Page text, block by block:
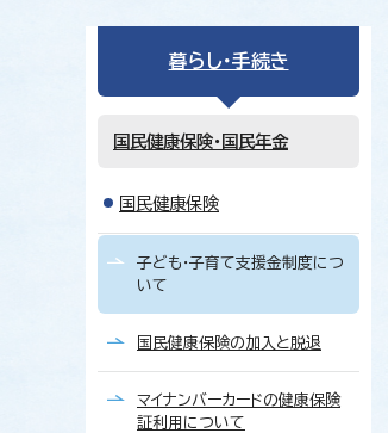
暮らし・手続き
国民健康保険・国民年金
国民健康保険
子ども・子育て支援金制度につ
いて
国民健康保険の加入と脱退
マイナンバーカードの健康保険
証利用について